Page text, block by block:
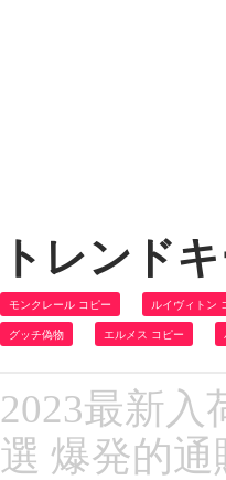
トレンド
モンクレール コピー ルイヴィトン
グッチ偽物 エルメス コピー
2023最新
選 爆発的